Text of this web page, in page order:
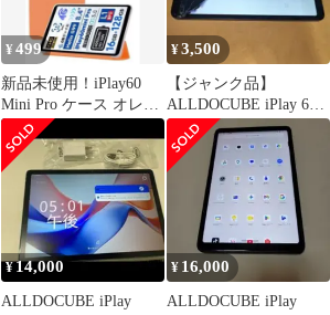
¥499
新品未使用！iPlay60
Mini Pro ケース オレン
ジ
¥3,500
【ジャンク品】
ALLDOCUBE iPlay 60
mini Pro（128GB
¥14,000
ALLDOCUBE iPlay
¥ 16,000
ALLDOCUBE iPlay